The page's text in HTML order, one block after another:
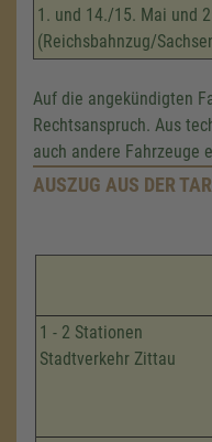
1. und 14./15. Mai und
(Reichsbahnzug/
Auf die angekündigten
Rechtsanspruch. Aus
auch andere Fahrzeuge
AUSZUG AUS DER
1 - 2 Stationen
Stadtverkehr Zittau